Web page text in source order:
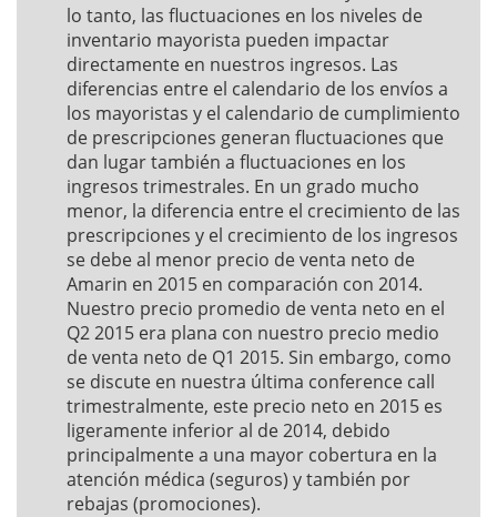
lo tanto, las fluctuaciones en los niveles de
inventario mayorista pueden impactar
directamente en nuestros ingresos. Las
diferencias entre el calendario de los envíos a
los mayoristas y el calendario de cumplimiento
de prescripciones generan fluctuaciones que
dan lugar también a fluctuaciones en los
ingresos trimestrales. En un grado mucho
menor, la diferencia entre el crecimiento de las
prescripciones y el crecimiento de los ingresos
se debe al menor precio de venta neto de
Amarin en 2015 en comparación con 2014.
Nuestro precio promedio de venta neto en el
Q2 2015 era plana con nuestro precio medio
de venta neto de Q1 2015. Sin embargo, como
se discute en nuestra última conference call
trimestralmente, este precio neto en 2015 es
ligeramente inferior al de 2014, debido
principalmente a una mayor cobertura en la
atención médica (seguros) y también por
rebajas (promociones).